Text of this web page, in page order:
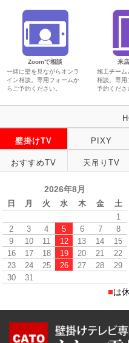
Zoomで相談
一緒に壁を見ながらオンラ
イン相談。専用フォームか
らご予約ください。
来
施工チーム
相談。専用
予約くださ
壁掛けTV PIXY
おすすめTV 天吊りTV
2026年8月
日 月 火 水 木 金
土
1
2
3 4 5 6 7
8
9
10 11 12 13 14
15
16
17 18 19 20 21
22
23
24 25 26 27 28
29
30
31
■は